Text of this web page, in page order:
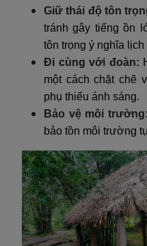
Giữ thái độ tôn
tránh gây tiếng ồn
tôn trọng ý nghĩa
Đi cùng với đoàn:
một cách chặt chẽ
phụ thiếu ánh sáng.
Bảo vệ môi trường:
bảo tồn môi trường